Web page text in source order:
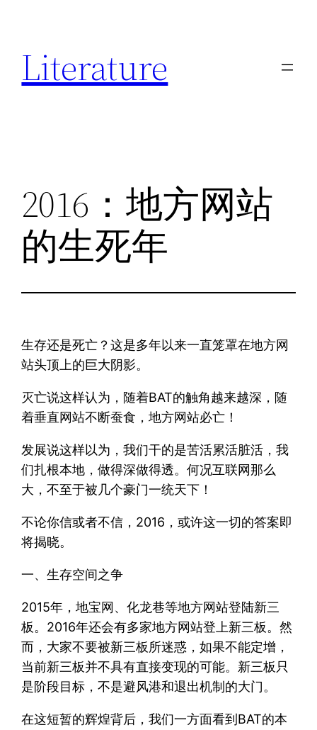
Literature
2016：地方网站
的生死年
生存还是死亡？这是多年以来一直笼罩在地方网
站头顶上的巨大阴影。
灭亡说这样认为，随着BAT的触角越来越深，随
着垂直网站不断蚕食，地方网站必亡！
发展说这样以为，我们干的是苦活累活脏活，我
们扎根本地，做得深做得透。何况互联网那么
大，不至于被几个豪门一统天下！
不论你信或者不信，2016，或许这一切的答案即
将揭晓。
一、生存空间之争
2015年，地宝网、化龙巷等地方网站登陆新三
板。2016年还会有多家地方网站登上新三板。然
而，大家不要被新三板所迷惑，如果不能定增，
当前新三板并不具有直接变现的可能。新三板只
是阶段目标，不是避风港和退出机制的大门。
在这短暂的辉煌背后，我们一方面看到BAT的本